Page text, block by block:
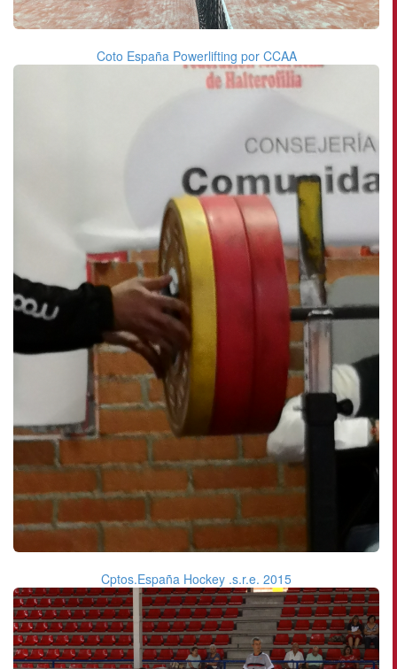
Coto España Powerlifting por CCAA
Cptos.España Hockey .s.r.e. 2015